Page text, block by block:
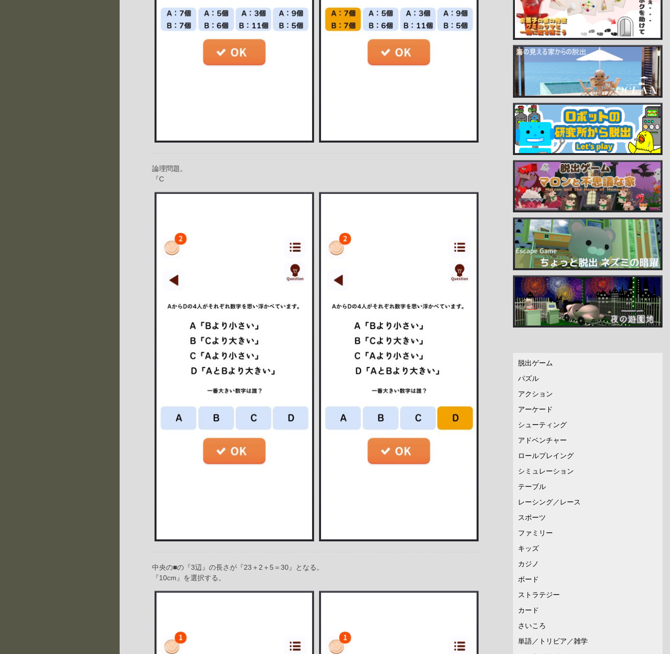
論理問題。
『C
中央の■の『3辺』の長さが『23＋2＋5＝30』となる。
『10cm』を選択する。
脱出ゲーム
パズル
アクション
アーケード
シューティング
アドベンチャー
ロールプレイング
シミュレーション
テーブル
レーシング／レース
スポーツ
ファミリー
キッズ
カジノ
ボード
ストラテジー
カード
さいころ
単語／トリビア／雑学